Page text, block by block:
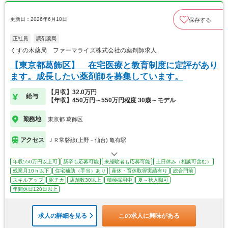
更新日：2026年6月18日 保存する
正社員 調剤薬局
くすの木薬局 ファーマライズ株式会社の薬剤師求人
【東京都葛飾区】 在宅医療と教育制度に定評があり
ます。成長したい薬剤師を募集しています。
給与
【月収】32.0万円
【年収】450万円～550万円程度 30歳～モデル
勤務地 東京都 葛飾区
アクセス ＪＲ常磐線(上野－仙台) 亀有駅
年収550万円以上可 新卒も応募可能 未経験者も応募可能
土日休み（相談可含む）
残業月10ｈ以下
住宅補助（手当）あり 産休・育休取得実績有り
総合門前
スキルアップ
駅チカ 店舗数30以上 積極採用中
夏～秋入職可
年間休日120日以上
求人の詳細を見る この求人に興味がある